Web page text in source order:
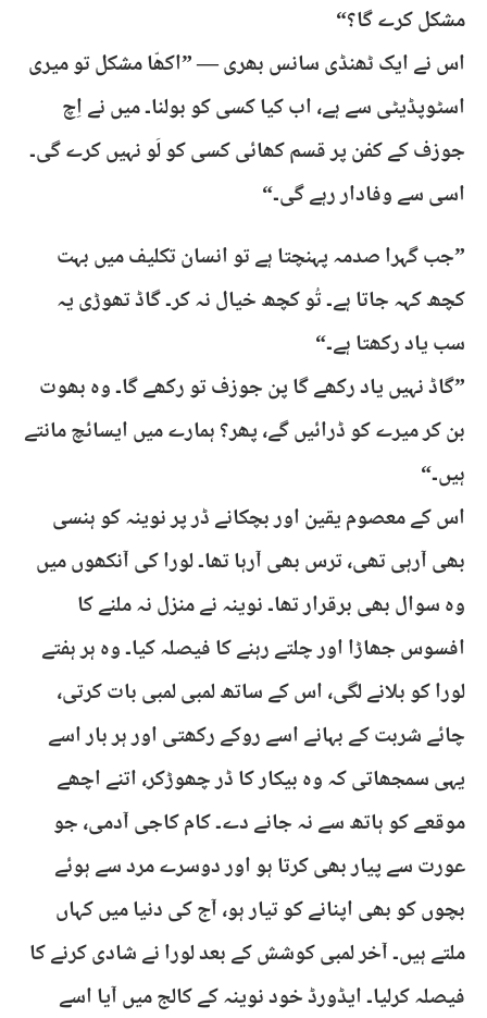
مشکل کرے گا؟“
اس نے ایک ٹھنڈی سانس بھری — ”اکھّا مشکل تو میری
اسٹوپڈیٹی سے ہے، اب کیا کسی کو بولنا۔ میں نے اِچ
جوزف کے کفن پر قسم کھائی کسی کو لَو نہیں کرے گی۔
اسی سے وفادار رہے گی۔“
”جب گہرا صدمہ پہنچتا ہے تو انسان تکلیف میں بہت
کچھ کہہ جاتا ہے۔ تُو کچھ خیال نہ کر۔ گاڈ تھوڑی یہ
سب یاد رکھتا ہے۔“
”گاڈ نہیں یاد رکھے گا پن جوزف تو رکھے گا۔ وہ بھوت
بن کر میرے کو ڈرائیں گے، پھر؟ ہمارے میں ایسائچ مانتے
ہیں۔“
اس کے معصوم یقین اور بچکانے ڈر پر نوینہ کو ہنسی
بھی آرہی تھی، ترس بھی آرہا تھا۔ لورا کی آنکھوں میں
وہ سوال بھی برقرار تھا۔ نوینہ نے منزل نہ ملنے کا
افسوس جھاڑا اور چلتے رہنے کا فیصلہ کیا۔ وہ ہر ہفتے
لورا کو بلانے لگی، اس کے ساتھ لمبی لمبی بات کرتی،
چائے شربت کے بہانے اسے روکے رکھتی اور ہر بار اسے
یہی سمجھاتی کہ وہ بیکار کا ڈر چھوڑکر، اتنے اچھے
موقعے کو ہاتھ سے نہ جانے دے۔ کام کاجی آدمی، جو
عورت سے پیار بھی کرتا ہو اور دوسرے مرد سے ہوئے
بچوں کو بھی اپنانے کو تیار ہو، آج کی دنیا میں کہاں
ملتے ہیں۔ آخر لمبی کوشش کے بعد لورا نے شادی کرنے کا
فیصلہ کرلیا۔ ایڈورڈ خود نوینہ کے کالج میں آیا اسے